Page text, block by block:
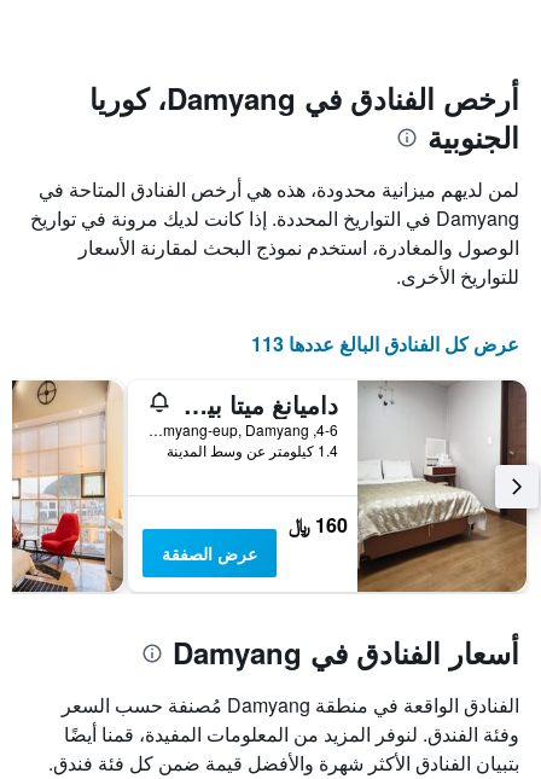
المخطط
1
محور
Y
الذي
يعرض
متوسط
سعر
غرفة
في
نهاية
هذا
الأسبوع
أيام
محور
X
الذي
يعرض
عدد
الأيام
قبل
الإقامة
يتضمن
التالي
1
محور
متوسط
سعر
غرفة
أرخص الفنادق في Damyang، كوريا
الجنوبية
لمن لديهم ميزانية محدودة، هذه هي أرخص الفنادق المتاحة في
Damyang في التواريخ المحددة. إذا كانت لديك مرونة في تواريخ
الوصول والمغادرة، استخدم نموذج البحث لمقارنة الأسعار
للتواريخ الأخرى.
عرض كل الفنادق البالغ عددها 113
داميانغ ميتا بينشن
4-6, Metapeurobangseu 3-gil, Damyang-eup, Damyang, كوريا الجنوبية
1.4 كيلومتر عن وسط المدينة
160 ﷼
عرض الصفقة
أسعار الفنادق في Damyang
الفنادق الواقعة في منطقة Damyang مُصنفة حسب السعر
وفئة الفندق. لنوفر المزيد من المعلومات المفيدة، قمنا أيضًا
بتبيان الفنادق الأكثر شهرة والأفضل قيمة ضمن كل فئة فندق.